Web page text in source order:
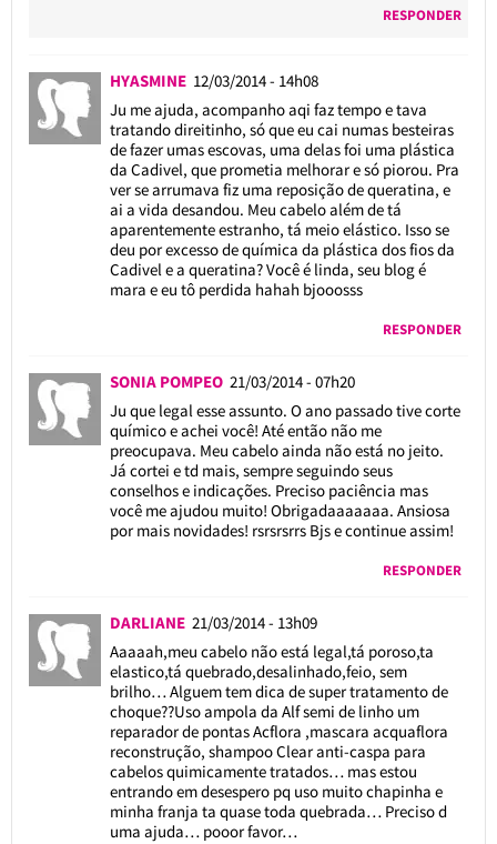
RESPONDER
HYASMINE 12/03/2014 - 14h08
Ju me ajuda, acompanho aqi faz tempo e tava
tratando direitinho, só que eu cai numas besteiras
de fazer umas escovas, uma delas foi uma plástica
da Cadivel, que prometia melhorar e só piorou. Pra
ver se arrumava fiz uma reposição de queratina, e
ai a vida desandou. Meu cabelo além de tá
aparentemente estranho, tá meio elástico. Isso se
deu por excesso de química da plástica dos fios da
Cadivel e a queratina? Você é linda, seu blog é
mara e eu tô perdida hahah bjooosss
RESPONDER
SONIA POMPEO 21/03/2014 - 07h20
Ju que legal esse assunto. O ano passado tive corte
químico e achei você! Até então não me
preocupava. Meu cabelo ainda não está no jeito.
Já cortei e td mais, sempre seguindo seus
conselhos e indicações. Preciso paciência mas
você me ajudou muito! Obrigadaaaaaaa. Ansiosa
por mais novidades! rsrsrsrrs Bjs e continue assim!
RESPONDER
DARLIANE 21/03/2014 - 13h09
Aaaaah,meu cabelo não está legal,tá poroso,ta
elastico,tá quebrado,desalinhado,feio, sem
brilho… Alguem tem dica de super tratamento de
choque??Uso ampola da Alf semi de linho um
reparador de pontas Acflora ,mascara acquaflora
reconstrução, shampoo Clear anti-caspa para
cabelos quimicamente tratados… mas estou
entrando em desespero pq uso muito chapinha e
minha franja ta quase toda quebrada… Preciso d
uma ajuda… pooor favor…